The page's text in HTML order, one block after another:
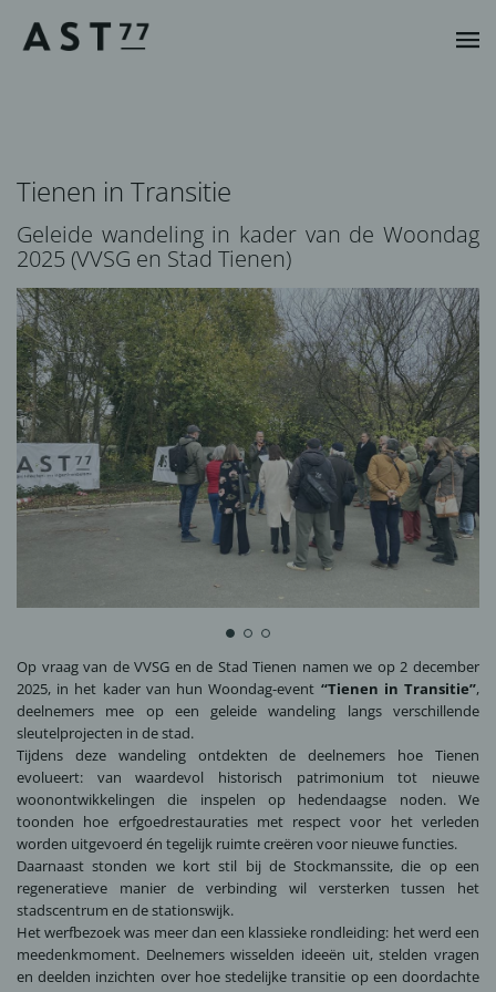
Tienen in Transitie
Geleide wandeling in kader van de Woondag
2025 (VVSG en Stad Tienen)
Op vraag van de VVSG en de Stad Tienen namen we op 2 december
2025, in het kader van hun Woondag-event “Tienen in Transitie”,
deelnemers mee op een geleide wandeling langs verschillende
sleutelprojecten in de stad.
Tijdens deze wandeling ontdekten de deelnemers hoe Tienen
evolueert: van waardevol historisch patrimonium tot nieuwe
woonontwikkelingen die inspelen op hedendaagse noden. We
toonden hoe erfgoedrestauraties met respect voor het verleden
worden uitgevoerd én tegelijk ruimte creëren voor nieuwe functies.
Daarnaast stonden we kort stil bij deStockmanssite, die op een
regeneratieve manier de verbinding wil versterken tussen het
stadscentrum en de stationswijk.
Het werfbezoek was meer dan een klassieke rondleiding: het werd een
meedenkmoment. Deelnemers wisselden ideeën uit, stelden vragen
en deelden inzichten over hoe stedelijke transitie op een doordachte